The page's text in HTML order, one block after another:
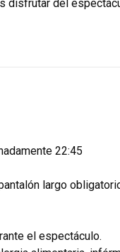
disfrutar del
22:45
largo
el espectáculo.